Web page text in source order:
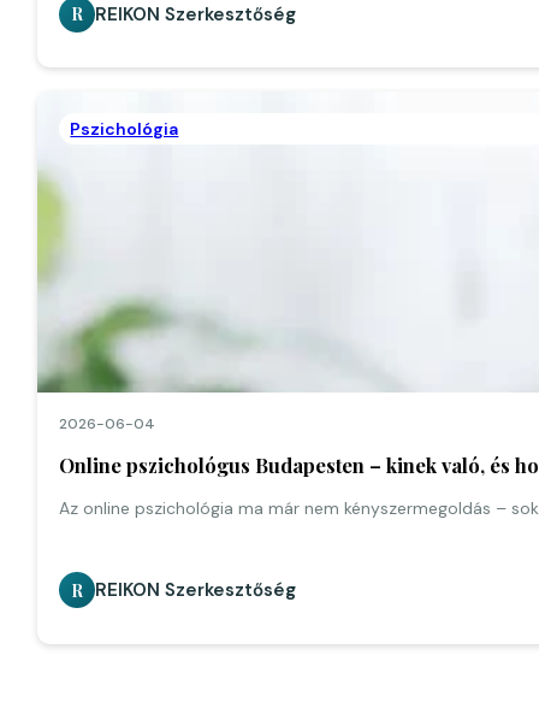
R REIKON Szerkesztőség
Pszichológia
2026-06-04
Online pszichológus Budapesten – kinek való, és
Az online pszichológia ma már nem kényszermegoldás –
R REIKON Szerkesztőség